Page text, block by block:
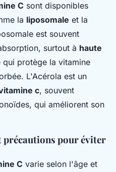
C sont disponibles
la liposomale et la
est souvent
surtout à haute
qui protège la vitamine
L'Acérola est un
c, souvent
qui améliorent son
précautions pour éviter
C varie selon l'âge et